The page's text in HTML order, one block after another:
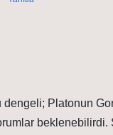
dengeli; Platonun
beklenebilirdi.